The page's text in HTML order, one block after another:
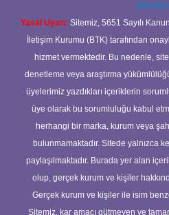
@karabul
Yasal Uyarı: Sitemiz, 5651 Sayılı
İletişim Kurumu (BTK) tarafından
hizmet vermektedir. Bu nedenle,
denetleme veya araştırma
üyelerimiz yazdıkları içeriklerin
üye olarak bu sorumluluğu kabul
herhangi bir marka, kurum veya
bulunmamaktadır. Sitede yalnızca
paylaşılmaktadır. Burada yer alan
olup, gerçek kurum ve kişiler
Gerçek kurum ve kişiler ile isim
Sitemiz, kar amacı gütmeyen ve